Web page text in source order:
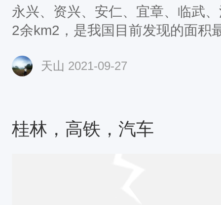
永兴、资兴、安仁、宜章、临武
2余km2，是我国目前发现的面积
5%，耕地面积280多亩，另楠竹
于紫红色砂岩和砾岩之上，景观
壁悬崖陡峭，岩脚陡坡辟有磴道。
天山 2021-09-27
桂林，高铁，汽车